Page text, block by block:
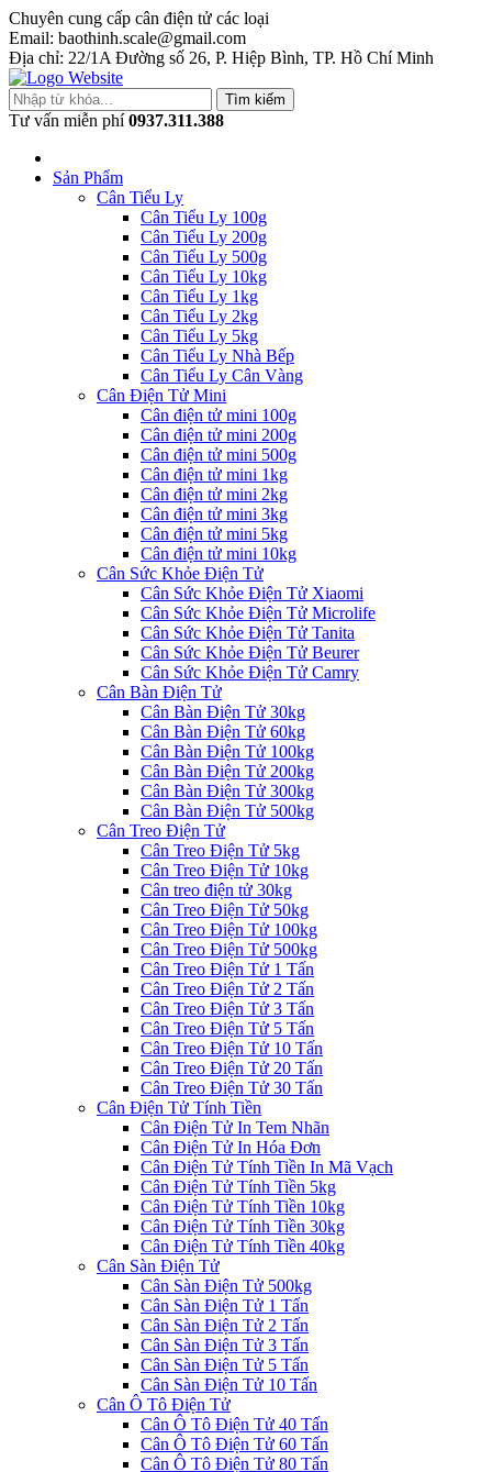
Chuyên cung cấp cân điện tử các loại
Email: baothinh.scale@gmail.com
Địa chỉ: 22/1A Đường số 26, P. Hiệp Bình, TP. Hồ Chí Minh
Tìm kiếm
Tư vấn miễn phí 0937.311.388
Sản Phẩm
Cân Tiểu Ly
Cân Tiểu Ly 100g
Cân Tiểu Ly 200g
Cân Tiểu Ly 500g
Cân Tiểu Ly 10kg
Cân Tiểu Ly 1kg
Cân Tiểu Ly 2kg
Cân Tiểu Ly 5kg
Cân Tiểu Ly Nhà Bếp
Cân Tiểu Ly Cân Vàng
Cân Điện Tử Mini
Cân điện tử mini 100g
Cân điện tử mini 200g
Cân điện tử mini 500g
Cân điện tử mini 1kg
Cân điện tử mini 2kg
Cân điện tử mini 3kg
Cân điện tử mini 5kg
Cân điện tử mini 10kg
Cân Sức Khỏe Điện Tử
Cân Sức Khỏe Điện Tử Xiaomi
Cân Sức Khỏe Điện Tử Microlife
Cân Sức Khỏe Điện Tử Tanita
Cân Sức Khỏe Điện Tử Beurer
Cân Sức Khỏe Điện Tử Camry
Cân Bàn Điện Tử
Cân Bàn Điện Tử 30kg
Cân Bàn Điện Tử 60kg
Cân Bàn Điện Tử 100kg
Cân Bàn Điện Tử 200kg
Cân Bàn Điện Tử 300kg
Cân Bàn Điện Tử 500kg
Cân Treo Điện Tử
Cân Treo Điện Tử 5kg
Cân Treo Điện Tử 10kg
Cân treo điện tử 30kg
Cân Treo Điện Tử 50kg
Cân Treo Điện Tử 100kg
Cân Treo Điện Tử 500kg
Cân Treo Điện Tử 1 Tấn
Cân Treo Điện Tử 2 Tấn
Cân Treo Điện Tử 3 Tấn
Cân Treo Điện Tử 5 Tấn
Cân Treo Điện Tử 10 Tấn
Cân Treo Điện Tử 20 Tấn
Cân Treo Điện Tử 30 Tấn
Cân Điện Tử Tính Tiền
Cân Điện Tử In Tem Nhãn
Cân Điện Tử In Hóa Đơn
Cân Điện Tử Tính Tiền In Mã Vạch
Cân Điện Tử Tính Tiền 5kg
Cân Điện Tử Tính Tiền 10kg
Cân Điện Tử Tính Tiền 30kg
Cân Điện Tử Tính Tiền 40kg
Cân Sàn Điện Tử
Cân Sàn Điện Tử 500kg
Cân Sàn Điện Tử 1 Tấn
Cân Sàn Điện Tử 2 Tấn
Cân Sàn Điện Tử 3 Tấn
Cân Sàn Điện Tử 5 Tấn
Cân Sàn Điện Tử 10 Tấn
Cân Ô Tô Điện Tử
Cân Ô Tô Điện Tử 40 Tấn
Cân Ô Tô Điện Tử 60 Tấn
Cân Ô Tô Điện Tử 80 Tấn